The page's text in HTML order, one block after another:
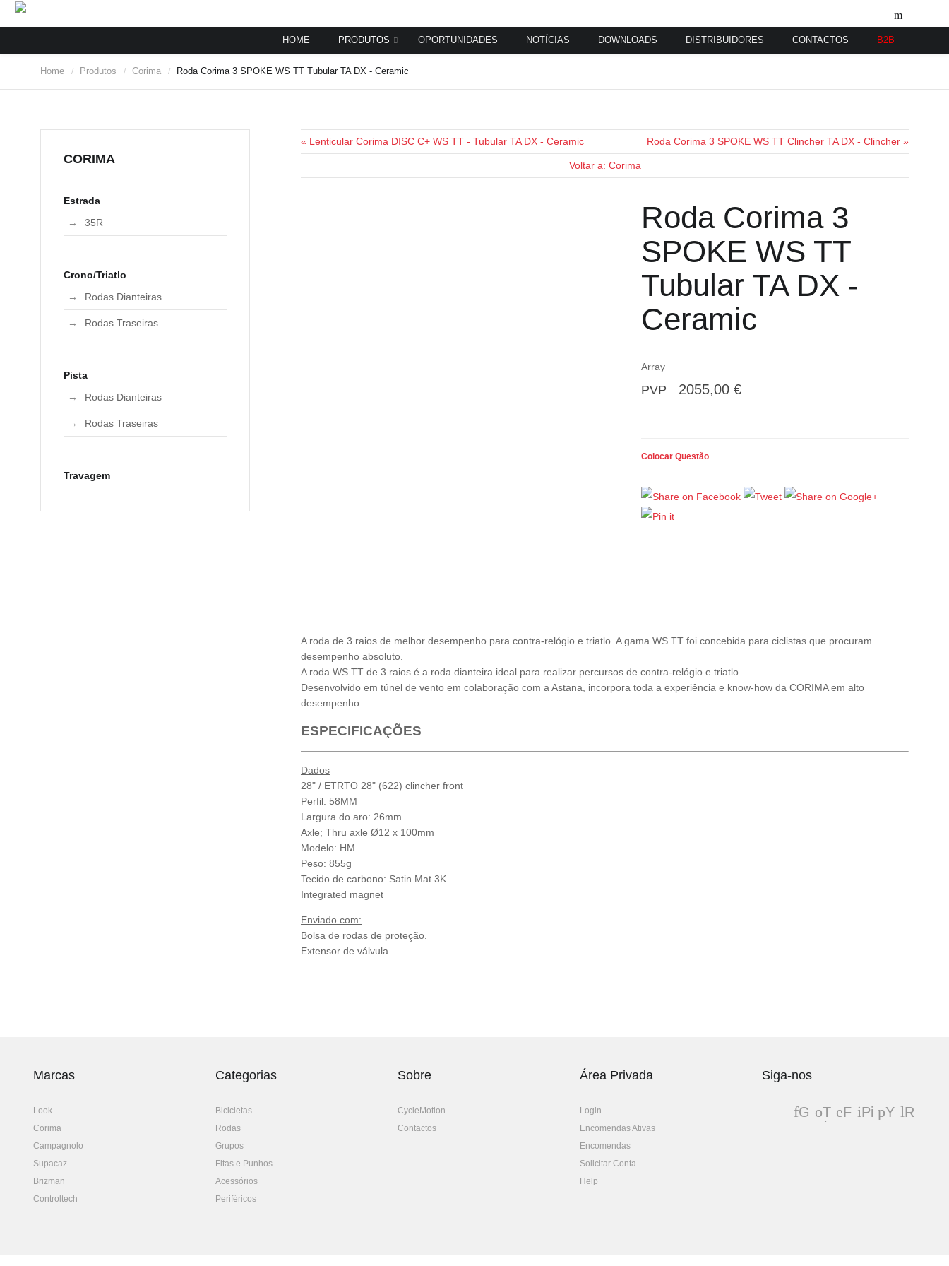
HOME PRODUTOS OPORTUNIDADES NOTÍCIAS DOWNLOADS DISTRIBUIDORES CONTACTOS B2B
Home / Produtos / Corima / Roda Corima 3 SPOKE WS TT Tubular TA DX - Ceramic
« Lenticular Corima DISC C+ WS TT - Tubular TA DX - Ceramic Roda Corima 3 SPOKE WS TT Clincher TA DX - Clincher »
Voltar a: Corima
Roda Corima 3
SPOKE WS TT
Tubular TA DX -
Ceramic
Array
PVP 2055,00 €
Colocar Questão
A roda de 3 raios de melhor desempenho para contra-relógio e triatlo. A gama WS TT foi concebida para ciclistas que procuram
desempenho absoluto.
A roda WS TT de 3 raios é a roda dianteira ideal para realizar percursos de contra-relógio e triatlo.
Desenvolvido em túnel de vento em colaboração com a Astana, incorpora toda a experiência e know-how da CORIMA em alto
desempenho.
ESPECIFICAÇÕES
Dados
28" / ETRTO 28" (622) clincher front
Perfil: 58MM
Largura do aro: 26mm
Axle; Thru axle Ø12 x 100mm
Modelo: HM
Peso: 855g
Tecido de carbono: Satin Mat 3K
Integrated magnet
Enviado com:
Bolsa de rodas de proteção.
Extensor de válvula.
CORIMA
Estrada
35R
Crono/Triatlo
Rodas Dianteiras
Rodas Traseiras
Pista
Rodas Dianteiras
Rodas Traseiras
Travagem
Marcas
Look
Corima
Campagnolo
Supacaz
Brizman
Controltech
Categorias
Bicicletas
Rodas
Grupos
Fitas e Punhos
Acessórios
Periféricos
Sobre
CycleMotion
Contactos
Área Privada
Login
Encomendas Ativas
Encomendas
Solicitar Conta
Help
Siga-nos
G
T
wit
F
Pi
Y
R